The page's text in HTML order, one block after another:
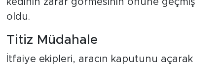
oldu.
Titiz Müdahale
İtfaiye ekipleri, aracın kaputunu açarak